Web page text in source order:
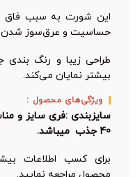
این شورت به سبب فاق
حساسیت و عرق‌سوز شدن
طراحی زیبا و رنگ بندی
بیشتر نمایان می‌کند.
ویژگی‌های محصول :
40 جذب میباشد.
برای کسب اطلاعات